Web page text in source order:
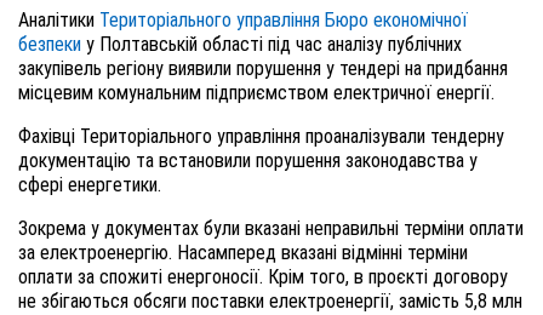
Аналітики Територіального управління Бюро економічної
безпеки у Полтавській області під час аналізу публічних
закупівель регіону виявили порушення у тендері на придбання
місцевим комунальним підприємством електричної енергії.
Фахівці Територіального управління проаналізували тендерну
документацію та встановили порушення законодавства у
сфері енергетики.
Зокрема у документах були вказані неправильні терміни оплати
за електроенергію. Насамперед вказані відмінні терміни
оплати за спожиті енергоносії. Крім того, в проєкті договору
не збігаються обсяги поставки електроенергії, замість 5,8 млн